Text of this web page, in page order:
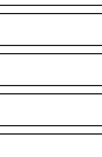
hinzufügen.
aus.